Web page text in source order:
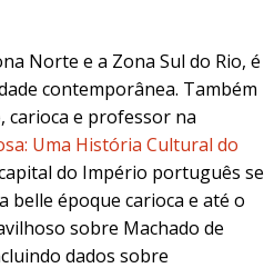
Norte e a Zona Sul do Rio, é
contemporânea. Também
carioca e professor na
Uma História Cultural do
do Império português se
belle époque carioca e até o
sobre Machado de
dados sobre